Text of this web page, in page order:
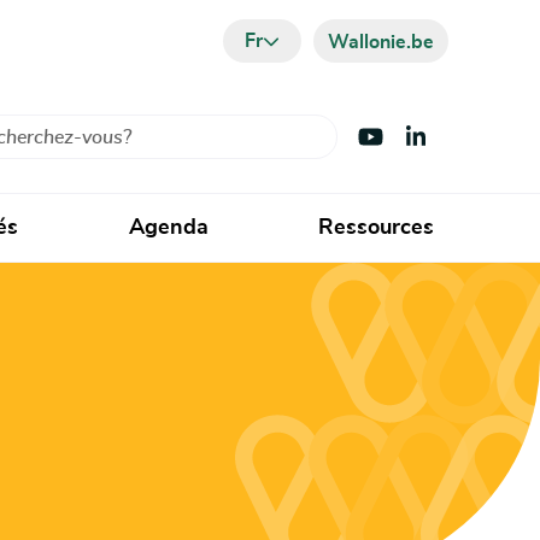
Fr Wallonie.be
Visiter Youtube
Visiter LinkedIn
Agenda Ressources